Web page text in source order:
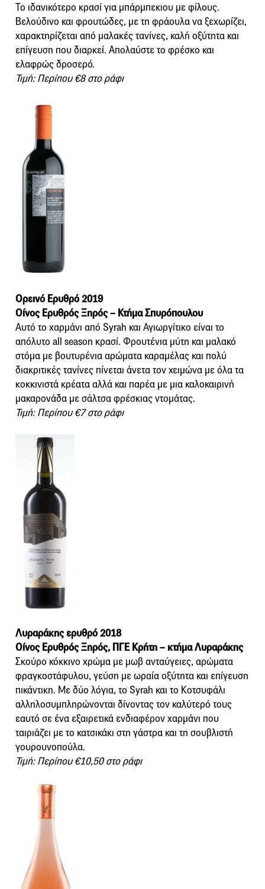
Το ιδανικότερο κρασί για μπάρμπεκιου με φίλους.
Βελούδινο και φρουτώδες, με τη φράουλα να ξεχωρίζει,
χαρακτηρίζεται από μαλακές τανίνες, καλή οξύτητα και
επίγευση που διαρκεί. Απολαύστε το φρέσκο και
ελαφρώς δροσερό.
Τιμή: Περίπου €8 στο ράφι
Ορεινό Eρυθρό 2019
Οίνος Ερυθρός Ξηρός – Κτήμα Σπυρόπουλου
Αυτό το χαρμάνι από Syrah και Αγιωργίτικο είναι το
απόλυτο all season κρασί. Φρουτένια μύτη και μαλακό
στόμα με βουτυρένια αρώματα καραμέλας και πολύ
διακριτικές τανίνες πίνεται άνετα τον χειμώνα με όλα τα
κοκκινιστά κρέατα αλλά και παρέα με μια καλοκαιρινή
μακαρονάδα με σάλτσα φρέσκιας ντομάτας.
Τιμή: Περίπου €7 στο ράφι
Λυραράκης ερυθρό 2018
Οίνος Ερυθρός Ξηρός, ΠΓΕ Κρήτη – κτήμα Λυραράκης
Σκούρο κόκκινο χρώμα με μωβ ανταύγειες, αρώματα
φραγκοστάφυλου, γεύση με ωραία οξύτητα και επίγευση
πικάντικη. Με δύο λόγια, το Syrah και το Κοτσυφάλι
αλληλοσυμπληρώνονται δίνοντας τον καλύτερό τους
εαυτό σε ένα εξαιρετικά ενδιαφέρον χαρμάνι που
ταιριάζει με το κατσικάκι στη γάστρα και τη σουβλιστή
γουρουνοπούλα.
Τιμή: Περίπου €10,50 στο ράφι